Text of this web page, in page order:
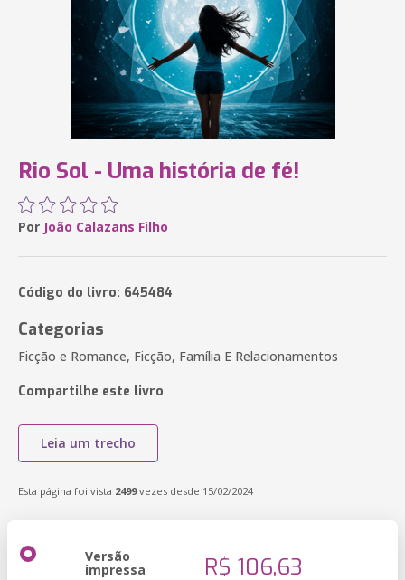
Rio Sol - Uma história de fé!
Por João Calazans Filho
Código do livro: 645484
Categorias
Ficção e Romance, Ficção, Família E Relacionamentos
Compartilhe este livro
Leia um trecho
Esta página foi vista 2499vezes desde 15/02/2024
Versão
impressa R$ 106,63